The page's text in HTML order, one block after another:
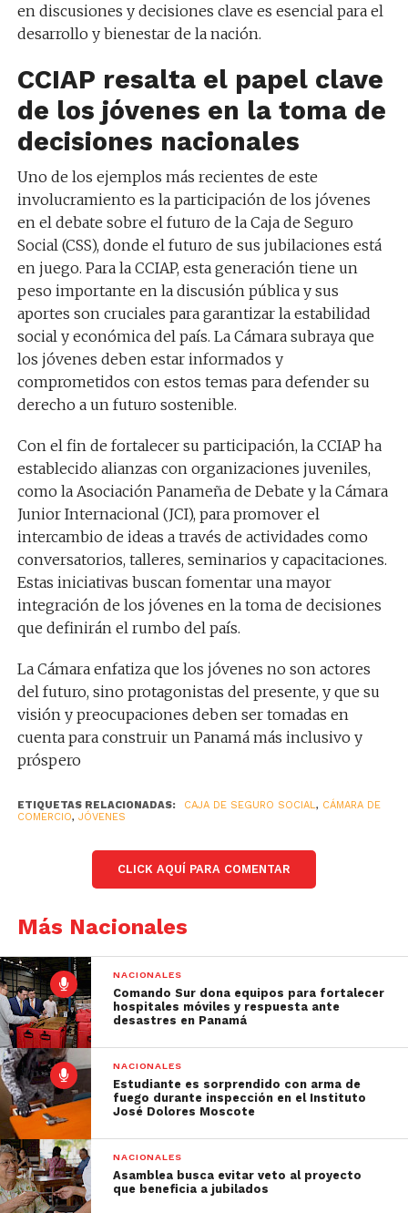
en discusiones y decisiones clave es esencial para el
desarrollo y bienestar de la nación.
CCIAP resalta el papel clave
de los jóvenes en la toma de
decisiones nacionales
Uno de los ejemplos más recientes de este
involucramiento es la participación de los jóvenes
en el debate sobre el futuro de la Caja de Seguro
Social (CSS), donde el futuro de sus jubilaciones está
en juego. Para la CCIAP, esta generación tiene un
peso importante en la discusión pública y sus
aportes son cruciales para garantizar la estabilidad
social y económica del país. La Cámara subraya que
los jóvenes deben estar informados y
comprometidos con estos temas para defender su
derecho a un futuro sostenible.
Con el fin de fortalecer su participación, la CCIAP ha
establecido alianzas con organizaciones juveniles,
como la Asociación Panameña de Debate y la Cámara
Junior Internacional (JCI), para promover el
intercambio de ideas a través de actividades como
conversatorios, talleres, seminarios y capacitaciones.
Estas iniciativas buscan fomentar una mayor
integración de los jóvenes en la toma de decisiones
que definirán el rumbo del país.
La Cámara enfatiza que los jóvenes no son actores
del futuro, sino protagonistas del presente, y que su
visión y preocupaciones deben ser tomadas en
cuenta para construir un Panamá más inclusivo y
próspero
ETIQUETAS RELACIONADAS: CAJA DE SEGURO SOCIAL, CÁMARA DE
COMERCIO, JÓVENES
CLICK AQUÍ PARA COMENTAR
Más Nacionales
NACIONALES
Comando Sur dona equipos para fortalecer
hospitales móviles y respuesta ante
desastres en Panamá
NACIONALES
Estudiante es sorprendido con arma de
fuego durante inspección en el Instituto
José Dolores Moscote
NACIONALES
Asamblea busca evitar veto al proyecto
que beneficia a jubilados